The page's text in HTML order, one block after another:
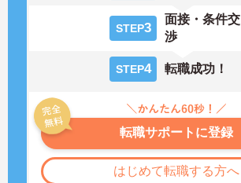
STEP3
面接・条件交
渉
STEP4 転職成功！
転職サポートに登録
はじめて転職する方へ